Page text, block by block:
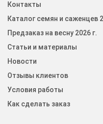
Контакты
Каталог семян и саженцев
Предзаказ на весну 2026 г.
Статьи и материалы
Новости
Отзывы клиентов
Условия работы
Как сделать заказ